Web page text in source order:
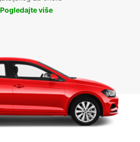
Pogledajte više